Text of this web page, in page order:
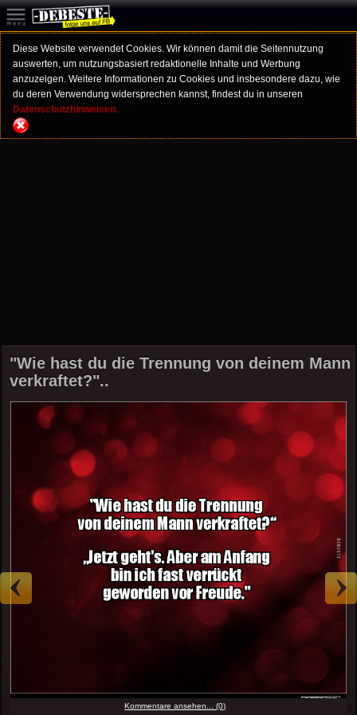
Diese Website verwendet Cookies. Wir können damit die Seitennutzung
auswerten, um nutzungsbasiert redaktionelle Inhalte und Werbung
anzuzeigen. Weitere Informationen zu Cookies und insbesondere dazu, wie
du deren Verwendung widersprechen kannst, findest du in unseren
Datenschutzhinweisen.
"Wie hast du die Trennung von deinem Mann
verkraftet?"..
Kommentare ansehen... (0)